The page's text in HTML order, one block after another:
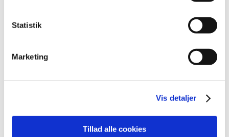
Statistik
Marketing
Vis detaljer
Tillad alle cookies
2026 (84)
2022 (197)